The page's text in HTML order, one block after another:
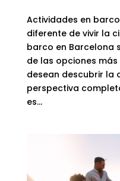
Actividades en
diferente de vivir la
barco en Barcelona
de las opciones
desean descubrir la
perspectiva
es...